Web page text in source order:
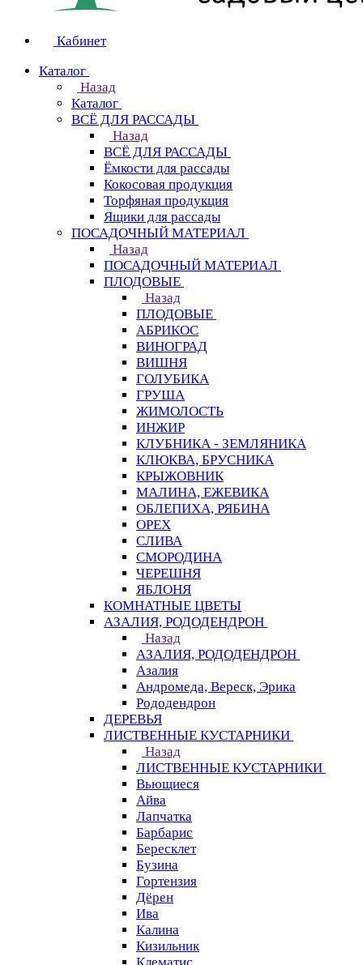
Кабинет
Каталог
Назад
Каталог
ВСЁ ДЛЯ РАССАДЫ
Назад
ВСЁ ДЛЯ РАССАДЫ
Ёмкости для рассады
Кокосовая продукция
Торфяная продукция
Ящики для рассады
ПОСАДОЧНЫЙ МАТЕРИАЛ
Назад
ПОСАДОЧНЫЙ МАТЕРИАЛ
ПЛОДОВЫЕ
Назад
ПЛОДОВЫЕ
АБРИКОС
ВИНОГРАД
ВИШНЯ
ГОЛУБИКА
ГРУША
ЖИМОЛОСТЬ
ИНЖИР
КЛУБНИКА - ЗЕМЛЯНИКА
КЛЮКВА, БРУСНИКА
КРЫЖОВНИК
МАЛИНА, ЕЖЕВИКА
ОБЛЕПИХА, РЯБИНА
ОРЕХ
СЛИВА
СМОРОДИНА
ЧЕРЕШНЯ
ЯБЛОНЯ
КОМНАТНЫЕ ЦВЕТЫ
АЗАЛИЯ, РОДОДЕНДРОН
Назад
АЗАЛИЯ, РОДОДЕНДРОН
Азалия
Андромеда, Вереск, Эрика
Рододендрон
ДЕРЕВЬЯ
ЛИСТВЕННЫЕ КУСТАРНИКИ
Назад
ЛИСТВЕННЫЕ КУСТАРНИКИ
Вьющиеся
Айва
Лапчатка
Барбарис
Бересклет
Бузина
Гортензия
Дёрен
Ива
Калина
Кизильник